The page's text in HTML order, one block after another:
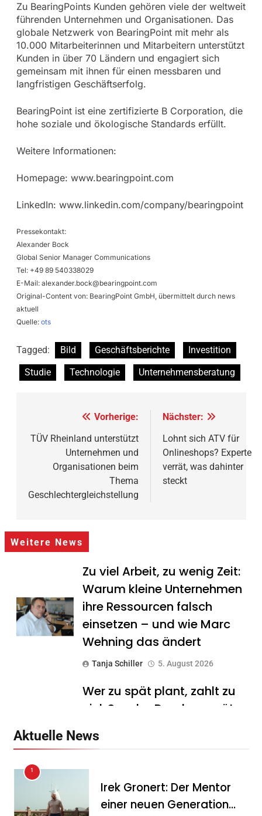
Zu BearingPoints Kunden gehören viele der weltweit
führenden Unternehmen und Organisationen. Das
globale Netzwerk von BearingPoint mit mehr als
10.000 Mitarbeiterinnen und Mitarbeitern unterstützt
Kunden in über 70 Ländern und engagiert sich
gemeinsam mit ihnen für einen messbaren und
langfristigen Geschäftserfolg.
BearingPoint ist eine zertifizierte B Corporation, die
hohe soziale und ökologische Standards erfüllt.
Weitere Informationen:
Homepage: www.bearingpoint.com
LinkedIn: www.linkedin.com/company/bearingpoint
Pressekontakt:
Alexander Bock
Global Senior Manager Communications
Tel: +49 89 540338029
E-Mail: alexander.bock@bearingpoint.com
Original-Content von: BearingPoint GmbH, übermittelt durch news
aktuell
Quelle: ots
Tagged: Bild Geschäftsberichte
Investition
Studie
Technologie Unternehmensberatung
Beitragsnavigation
Vorherige:
TÜV Rheinland unterstützt
Unternehmen und
Organisationen beim
Thema
Geschlechtergleichstellung
Nächster:
Lohnt sich ATV für
Onlineshops? Experte
verrät, was dahinter
steckt
Weitere News
Zu viel Arbeit, zu wenig Zeit:
Warum kleine Unternehmen
ihre Ressourcen falsch
einsetzen – und wie Marc
Wehning das ändert
Tanja Schiller 5. August 2026
Wer zu spät plant, zahlt zu
viel: Sascha Drache verrät,
Unternehmer schon Jahre
entschieden wird
Tanja Schiller 5. August 2026
Aktuelle News
1
Irek Gronert: Der Mentor
einer neuen Generation